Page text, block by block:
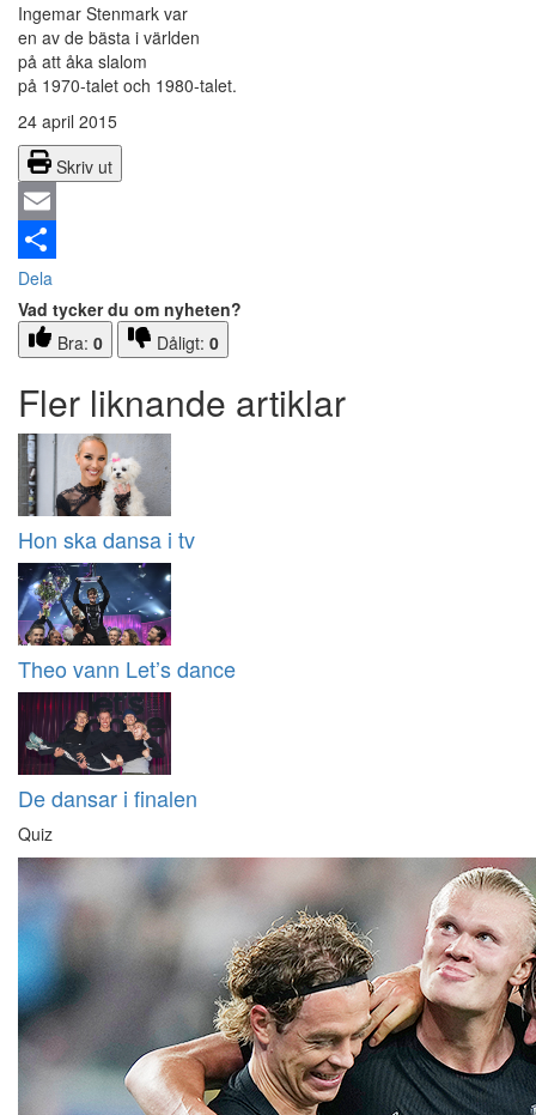
Ingemar Stenmark var
en av de bästa i världen
på att åka slalom
på 1970-talet och 1980-talet.
24 april 2015
Skriv ut
Email
Dela
Vad tycker du om nyheten?
Bra: 0 Dåligt: 0
Fler liknande artiklar
Hon ska dansa i tv
Theo vann Let’s dance
De dansar i finalen
Quiz